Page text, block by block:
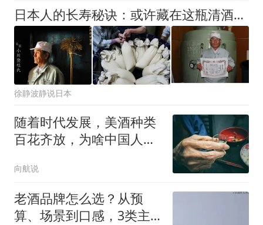
日本人的长寿秘诀：或许藏在这瓶清酒里！
徐静波静说日本
随着时代发展，美酒种类
百花齐放，为啥中国人的
向航说
老酒品牌怎么选？从预
算、场景到口感，3类主